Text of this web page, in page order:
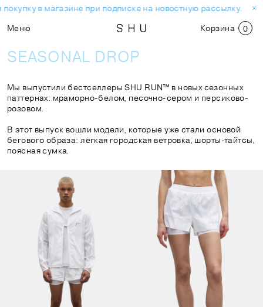
в магазине при подписке на новостную рассылку.
Меню
Корзина 0
SEASONAL DROP
Мы выпустили бестселлеры SHU RUN™ в новых сезонных
паттернах: мраморно-белом, песочно-сером и персиково-
розовом.
В этот выпуск вошли модели, которые уже стали основой
бегового образа: лёгкая городская ветровка, шорты-тайтсы,
поясная сумка.